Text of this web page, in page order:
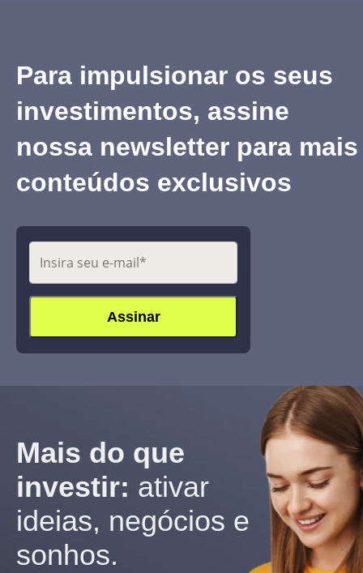
Para impulsionar os seus
investimentos, assine
nossa newsletter para mais
conteúdos exclusivos
Mais do que
investir: ativar
ideias, negócios e
sonhos.